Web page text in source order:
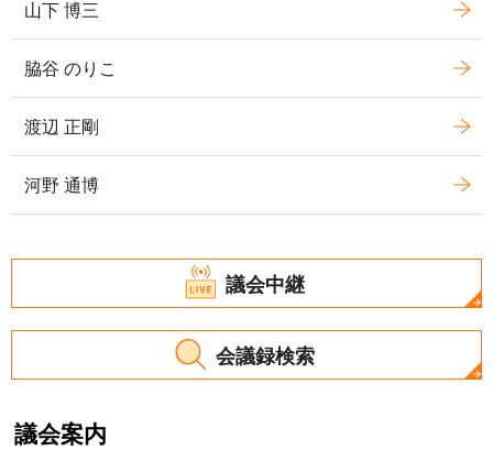
山下 博三
脇谷 のりこ
渡辺 正剛
河野 通博
議会中継
会議録検索
議会案内